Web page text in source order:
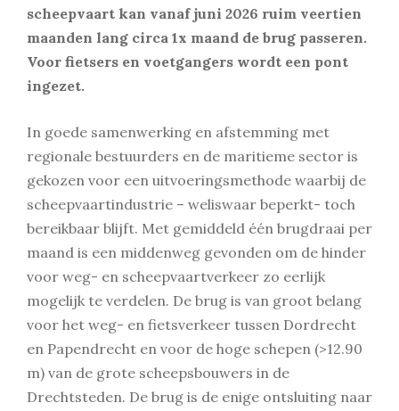
scheepvaart kan vanaf juni 2026 ruim veertien
maanden lang circa 1x maand de brug passeren.
Voor fietsers en voetgangers wordt een pont
ingezet.
In goede samenwerking en afstemming met
regionale bestuurders en de maritieme sector is
gekozen voor een uitvoeringsmethode waarbij de
scheepvaartindustrie – weliswaar beperkt- toch
bereikbaar blijft. Met gemiddeld één brugdraai per
maand is een middenweg gevonden om de hinder
voor weg- en scheepvaartverkeer zo eerlijk
mogelijk te verdelen. De brug is van groot belang
voor het weg- en fietsverkeer tussen Dordrecht
en Papendrecht en voor de hoge schepen (>12.90
m) van de grote scheepsbouwers in de
Drechtsteden. De brug is de enige ontsluiting naar